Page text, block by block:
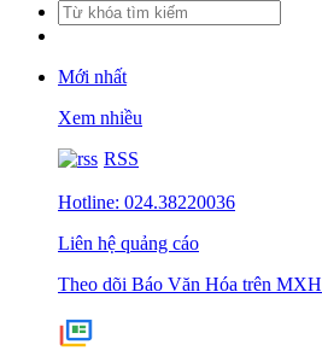
Mới nhất
Xem nhiều
RSS
Hotline: 024.38220036
Liên hệ quảng cáo
Theo dõi Báo Văn Hóa trên MXH